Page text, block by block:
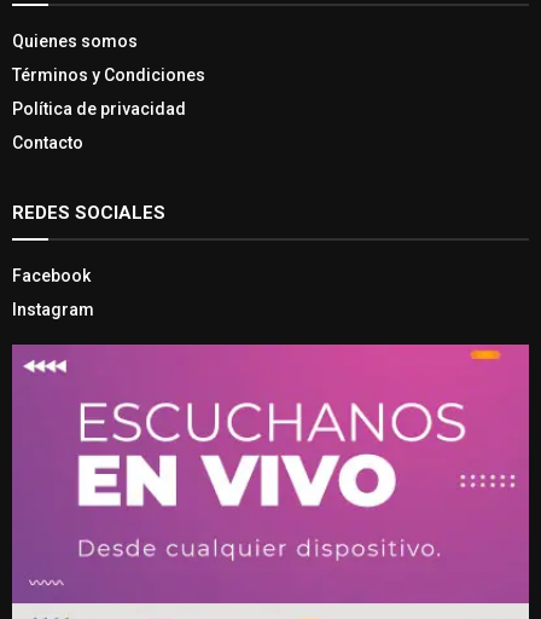
Quienes somos
Términos y Condiciones
Política de privacidad
Contacto
REDES SOCIALES
Facebook
Instagram